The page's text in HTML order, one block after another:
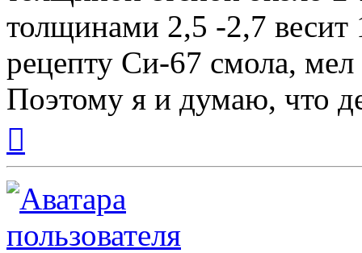
толщинами 2,5 -2,7
рецепту Cи-67 смола,
Поэтому я и думаю, что
началу